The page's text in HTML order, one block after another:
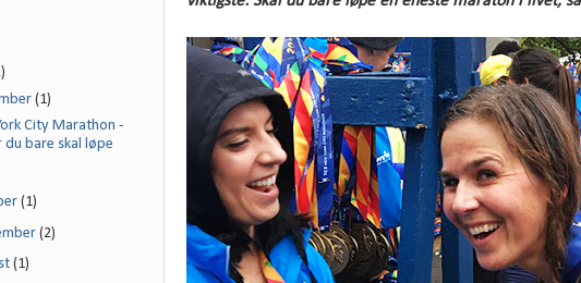
(1)
City Marathon -
du bare skal løpe
(1)
(2)
(1)